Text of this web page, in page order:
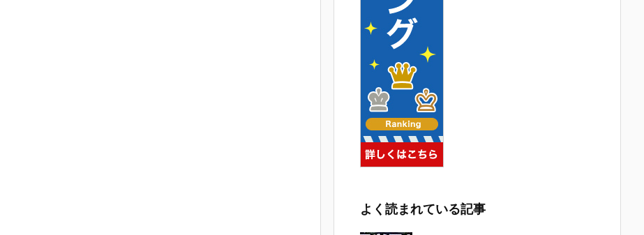
よく読まれている記事